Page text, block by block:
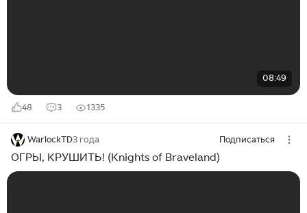
08:49
48 3 1335
WarlockTD3 года Подписаться
ОГРЫ, КРУШИТЬ! (Knights of Braveland)